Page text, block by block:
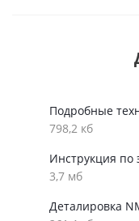
Подробные
798,2 кб
Инструкция по
3,7 мб
Деталировка